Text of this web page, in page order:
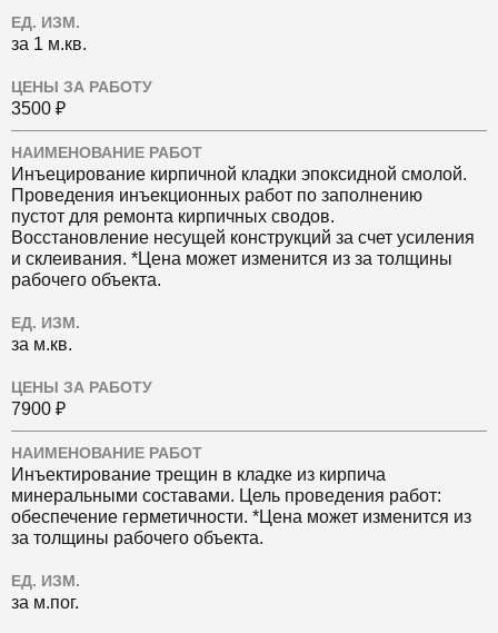
ЕД. ИЗМ.
за 1 м.кв.
ЦЕНЫ ЗА РАБОТУ
3500 ₽
НАИМЕНОВАНИЕ РАБОТ
Инъецирование кирпичной кладки эпоксидной смолой.
Проведения инъекционных работ по заполнению
пустот для ремонта кирпичных сводов.
Восстановление несущей конструкций за счет усиления
и склеивания. *Цена может изменится из за толщины
рабочего объекта.
ЕД. ИЗМ.
за м.кв.
ЦЕНЫ ЗА РАБОТУ
7900 ₽
НАИМЕНОВАНИЕ РАБОТ
Инъектирование трещин в кладке из кирпича
минеральными составами. Цель проведения работ:
обеспечение герметичности. *Цена может изменится из
за толщины рабочего объекта.
ЕД. ИЗМ.
за м.пог.